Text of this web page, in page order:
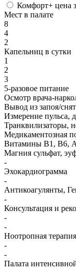
Комфорт+ цена
Мест в палате
8
4
2
Капельниц в сутки
1
2
3
5-разовое питание
Осмотр врача-
Вывод из запоя/
Измерение пульса,
Транквилизаторы,
Медикаментозная
Витамины B1, B6,
Магния сульфат,
-
Эхокардиограмма
-
Антикоагулянты,
-
Консультация и
-
-
Ноотропная терапия
-
-
Палата